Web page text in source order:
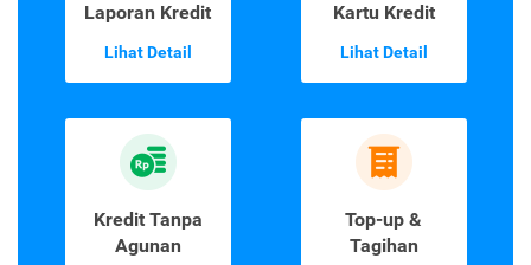
Laporan Kredit
Lihat Detail
Kartu Kredit
Lihat Detail
Kredit Tanpa
Agunan
Top-up &
Tagihan